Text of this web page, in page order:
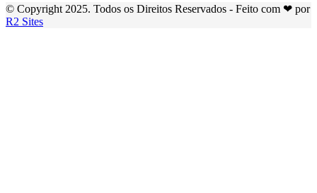
© Copyright 2025. Todos os Direitos Reservados - Feito com ❤ por
R2 Sites